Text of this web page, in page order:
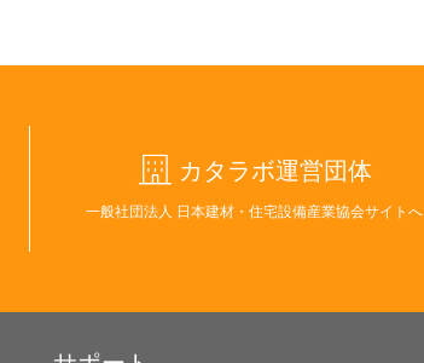
カタラボ運営団体
一般社団法人 日本建材・住宅設備産業協会サイトへ